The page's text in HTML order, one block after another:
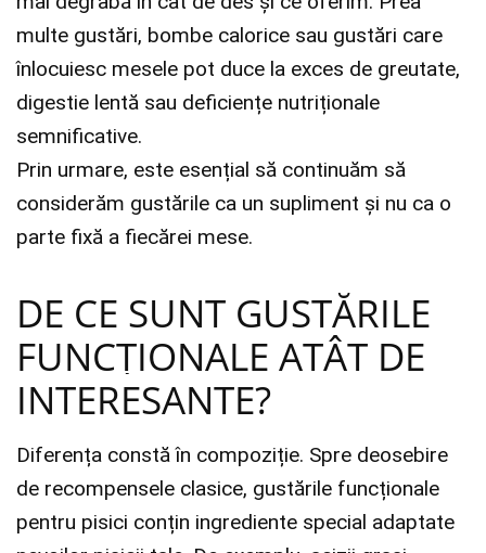
multe gustări, bombe calorice sau gustări care
înlocuiesc mesele pot duce la exces de greutate,
digestie lentă sau deficiențe nutriționale
semnificative.
Prin urmare, este esențial să continuăm să
considerăm gustările ca un supliment și nu ca o
parte fixă ​​a fiecărei mese.
DE CE SUNT GUSTĂRILE
FUNCȚIONALE ATÂT DE
INTERESANTE?
Diferența constă în compoziție. Spre deosebire
de recompensele clasice, gustările funcționale
pentru pisici conțin ingrediente special adaptate